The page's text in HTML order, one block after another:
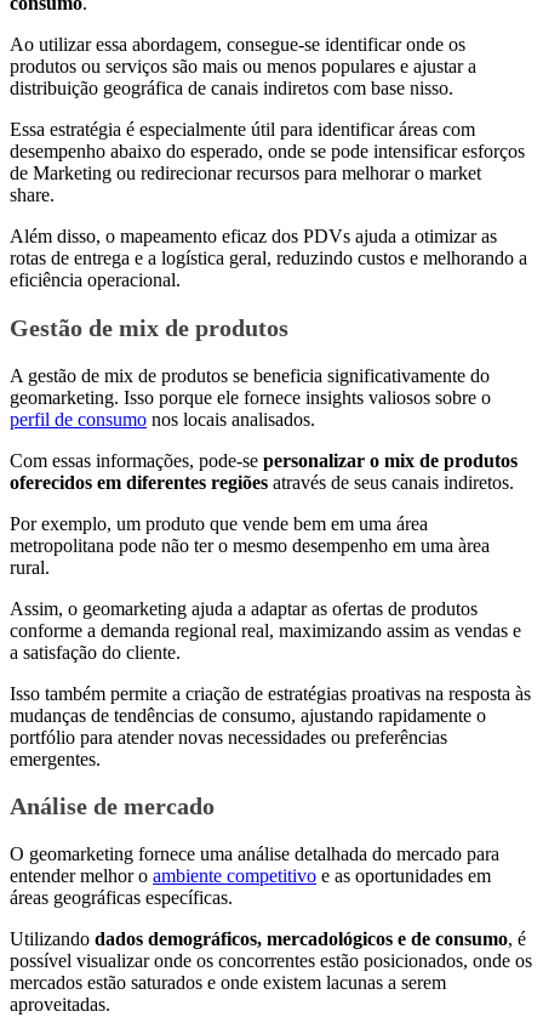
Ao utilizar essa abordagem, consegue-se identificar onde os
produtos ou serviços são mais ou menos populares e ajustar a
distribuição geográfica de canais indiretos com base nisso.
Essa estratégia é especialmente útil para identificar áreas com
desempenho abaixo do esperado, onde se pode intensificar esforços
de Marketing ou redirecionar recursos para melhorar o market
share.
Além disso, o mapeamento eficaz dos PDVs ajuda a otimizar as
rotas de entrega e a logística geral, reduzindo custos e melhorando a
eficiência operacional.
Gestão de mix de produtos
A gestão de mix de produtos se beneficia significativamente do
geomarketing. Isso porque ele fornece insights valiosos sobre o
perfil de consumo nos locais analisados.
Com essas informações, pode-se personalizar o mix de produtos
oferecidos em diferentes regiões através de seus canais indiretos.
Por exemplo, um produto que vende bem em uma área
metropolitana pode não ter o mesmo desempenho em uma àrea
rural.
Assim, o geomarketing ajuda a adaptar as ofertas de produtos
conforme a demanda regional real, maximizando assim as vendas e
a satisfação do cliente.
Isso também permite a criação de estratégias proativas na resposta às
mudanças de tendências de consumo, ajustando rapidamente o
portfólio para atender novas necessidades ou preferências
emergentes.
Análise de mercado
O geomarketing fornece uma análise detalhada do mercado para
entender melhor o ambiente competitivo e as oportunidades em
áreas geográficas específicas.
Utilizando dados demográficos, mercadológicos e de consumo, é
possível visualizar onde os concorrentes estão posicionados, onde os
mercados estão saturados e onde existem lacunas a serem
aproveitadas.